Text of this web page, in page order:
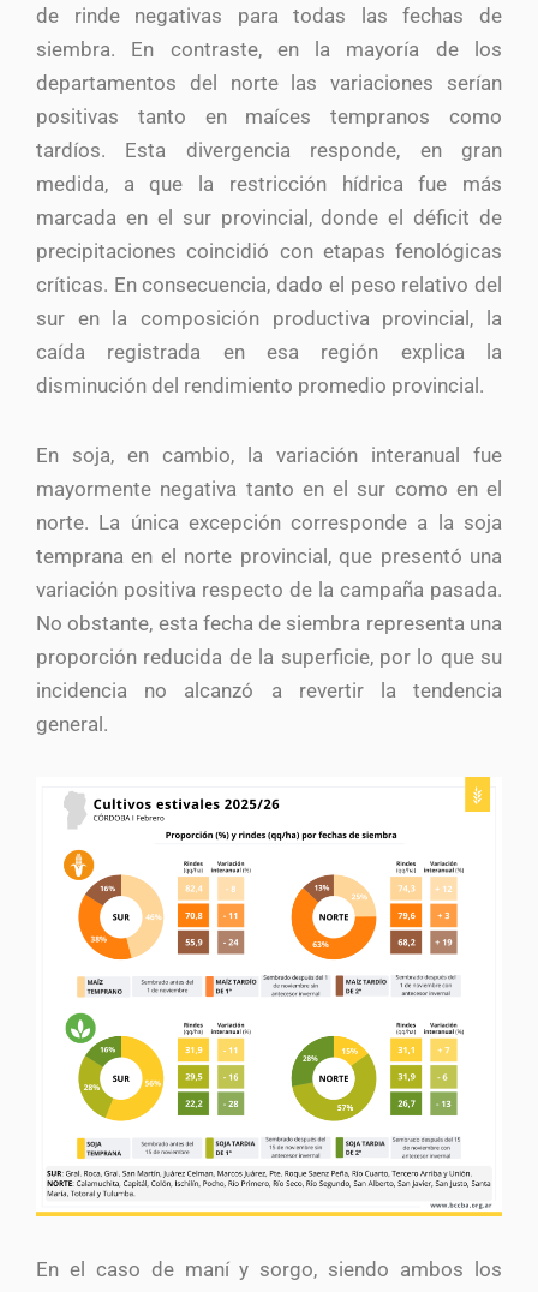
de rinde negativas para todas las fechas de
siembra. En contraste, en la mayoría de los
departamentos del norte las variaciones serían
positivas tanto en maíces tempranos como
tardíos. Esta divergencia responde, en gran
medida, a que la restricción hídrica fue más
marcada en el sur provincial, donde el déficit de
precipitaciones coincidió con etapas fenológicas
críticas. En consecuencia, dado el peso relativo del
sur en la composición productiva provincial, la
caída registrada en esa región explica la
disminución del rendimiento promedio provincial.
En soja, en cambio, la variación interanual fue
mayormente negativa tanto en el sur como en el
norte. La única excepción corresponde a la soja
temprana en el norte provincial, que presentó una
variación positiva respecto de la campaña pasada.
No obstante, esta fecha de siembra representa una
proporción reducida de la superficie, por lo que su
incidencia no alcanzó a revertir la tendencia
general.
En el caso de maní y sorgo, siendo ambos los